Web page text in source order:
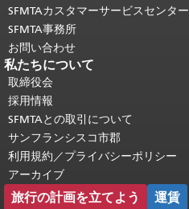
SFMTAカスタマーサービスセンター
SFMTA事務所
お問い合わせ
私たちについて
取締役会
採用情報
SFMTAとの取引について
サンフランシスコ市郡
利用規約／プライバシーポリシー
アーカイブ
旅行の計画を立てよう 運賃